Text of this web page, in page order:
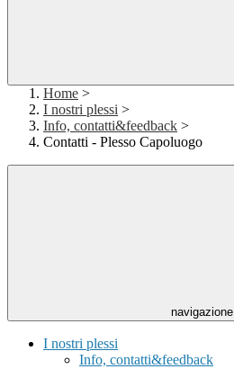
Home >
I nostri plessi >
Info, contatti&feedback >
Contatti - Plesso Capoluogo
navigazione
I nostri plessi
Info, contatti&feedback